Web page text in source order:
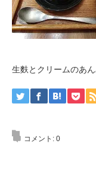
生麩とクリームのあ
コメント: 0